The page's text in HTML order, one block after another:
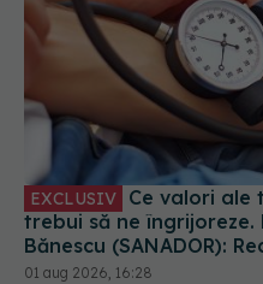
EXCLUSIV
trebui să ne îngrijoreze.
Bănescu (SANADOR):
la medic
01 aug 2026, 16:28